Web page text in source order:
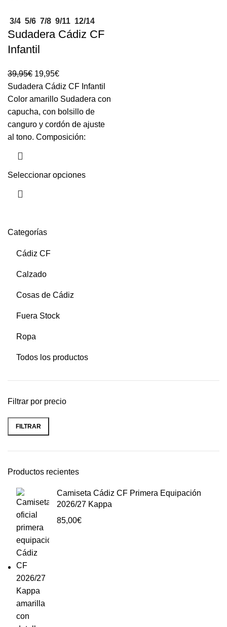
Categorías
Cádiz CF
Calzado
Cosas de Cádiz
Fuera Stock
Ropa
Todos los productos
Filtrar por precio
FILTRAR
Productos recientes
Camiseta Cádiz CF Primera Equipación
2026/27 Kappa
85,00€
3/4 5/6 7/8 9/11 12/14
Sudadera Cádiz CF
Infantil
39,95€ 19,95€
Sudadera Cádiz CF Infantil
Color amarillo Sudadera con
capucha, con bolsillo de
canguro y cordón de ajuste
al tono. Composición:
Seleccionar opciones